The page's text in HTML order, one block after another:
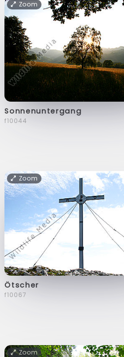
Zoom
Sonnenuntergang
f10044
Zoom
Ötscher
f10067
Zoom